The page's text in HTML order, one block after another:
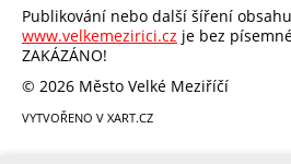
Publikování nebo další šíření
www.velkemezirici.cz je bez
ZAKÁZÁNO!
© 2026 Město Velké Meziříčí
VYTVOŘENO V XART.CZ